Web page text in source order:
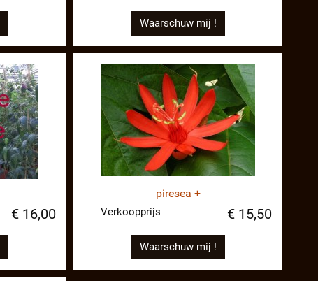
Waarschuw mij !
€ 16,00
piresea +
Verkoopprijs € 15,50
Waarschuw mij !